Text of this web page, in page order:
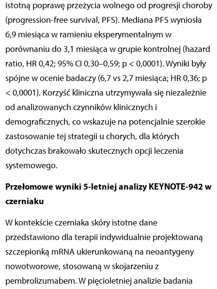
istotną poprawę przeżycia wolnego od progresji choroby
(progression-free survival, PFS). Mediana PFS wyniosła
6,9 miesiąca w ramieniu eksperymentalnym w
porównaniu do 3,1 miesiąca w grupie kontrolnej (hazard
ratio, HR 0,42; 95% CI 0,30–0,59; p < 0,0001). Wyniki były
spójne w ocenie badaczy (6,7 vs 2,7 miesiąca; HR 0,36; p
< 0,0001). Korzyść kliniczna utrzymywała się niezależnie
od analizowanych czynników klinicznych i
demograficznych, co wskazuje na potencjalnie szerokie
zastosowanie tej strategii u chorych, dla których
dotychczas brakowało skutecznych opcji leczenia
systemowego.
Przełomowe wyniki 5-letniej analizy KEYNOTE-942 w
czerniaku
W kontekście czerniaka skóry istotne dane
przedstawiono dla terapii indywidualnie projektowaną
szczepionką mRNA ukierunkowaną na neoantygeny
nowotworowe, stosowaną w skojarzeniu z
pembrolizumabem. W pięcioletniej analizie badania